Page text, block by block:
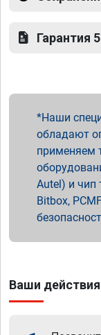
Гарантия
Наши
обладают
применяем
Autel) и чип
Bitbox,
Ваши